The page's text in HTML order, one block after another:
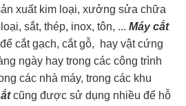
xuất kim loại, xưởng sửa chữa
sắt, thép, inox, tôn, ... Máy cắt
cắt gạch, cắt gỗ, hay vật cứng
ngày hay trong các công trình
các nhà máy, trong các khu
cũng được sử dụng nhiều để hỗ